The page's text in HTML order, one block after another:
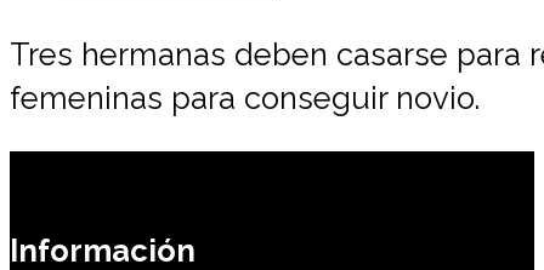
Tres hermanas deben casarse
femeninas para conseguir novio.
Información